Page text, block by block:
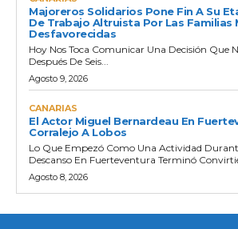
Majoreros Solidarios Pone Fin A Su
De Trabajo Altruista Por Las Familias
Desfavorecidas
Hoy Nos Toca Comunicar Una Decisión Que
Después De Seis...
Agosto 9, 2026
CANARIAS
El Actor Miguel Bernardeau En
Corralejo A Lobos
Lo Que Empezó Como Una Actividad
Descanso En Fuerteventura Terminó
Agosto 8, 2026